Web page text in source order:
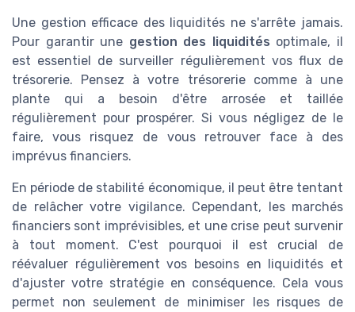
Une gestion efficace des liquidités ne s'arrête jamais.
Pour garantir une gestion des liquidités optimale, il
est essentiel de surveiller régulièrement vos flux de
trésorerie. Pensez à votre trésorerie comme à une
plante qui a besoin d'être arrosée et taillée
régulièrement pour prospérer. Si vous négligez de le
faire, vous risquez de vous retrouver face à des
imprévus financiers.
En période de stabilité économique, il peut être tentant
de relâcher votre vigilance. Cependant, les marchés
financiers sont imprévisibles, et une crise peut survenir
à tout moment. C'est pourquoi il est crucial de
réévaluer régulièrement vos besoins en liquidités et
d'ajuster votre stratégie en conséquence. Cela vous
permet non seulement de minimiser les risques de